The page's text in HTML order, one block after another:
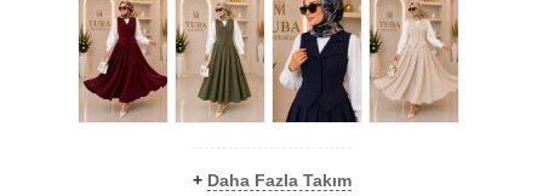
+ Daha Fazla Takım